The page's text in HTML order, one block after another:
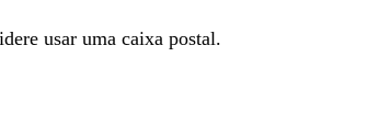
usar uma caixa postal.